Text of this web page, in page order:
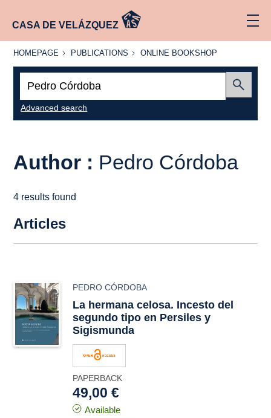
CASA DE VELÁZQUEZ
HOMEPAGE
HOMEPAGE PUBLICATIONS
PUBLICATIONS
ONLINE
ONLINE BOOKSHOP
Advanced search
Author : Pedro Córdoba
4 results found
Articles
PEDRO CÓRDOBA
La hermana celosa. Incesto del
segundo tipo en Persiles y
Sigismunda
PAPERBACK
49,00 €
Available